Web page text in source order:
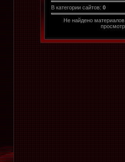
В категории сайтов: 0
Не найдено